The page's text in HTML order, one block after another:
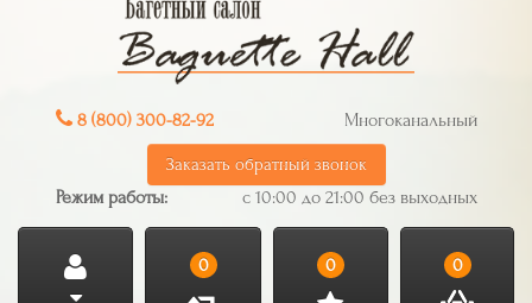
8 (800) 300-82-92 Многоканальный
Заказать обратный звонок
Режим работы: с 10:00 до 21:00 без выходных
0 0 0